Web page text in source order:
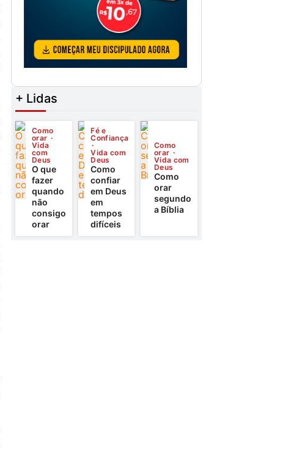
+ Lidas
Como
orar
Vida
com
Deus
O que
fazer
quando
não
consigo
orar
Fé e
Confiança
Vida com
Deus
Como
confiar
em Deus
em
tempos
difíceis
Como
orar
Vida com
Deus
Como
orar
segundo
a Bíblia